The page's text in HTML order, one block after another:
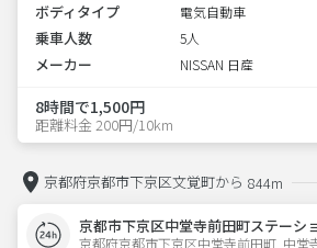
ボディタイプ 電気自動車
乗車人数 5人
メーカー NISSAN 日産
8時間で1,500円
距離料金 200円/10km
京都府京都市下京区文覚町から 844m
京都市下京区中堂寺前田町ステーシ
京都府京都市下京区中堂寺前田町  中堂